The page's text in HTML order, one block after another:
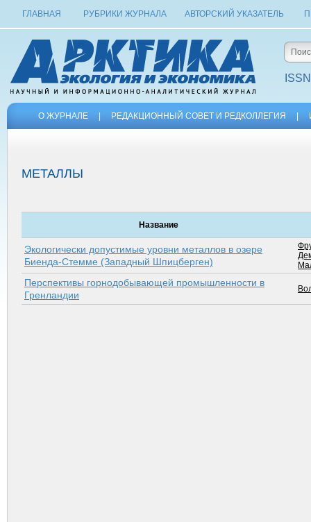
ГЛАВНАЯ РУБРИКИ ЖУРНАЛА АВТОРСКИЙ УКАЗАТЕЛЬ
О ЖУРНАЛЕ РЕДАКЦИОННЫЙ СОВЕТ И РЕДКОЛЛЕГИЯ
МЕТАЛЛЫ
Название
Экологически допустимые уровни металлов в озере
Биенда-Стемме (Западный Шпицберген)
Перспективы горнодобывающей промышленности в
Гренландии